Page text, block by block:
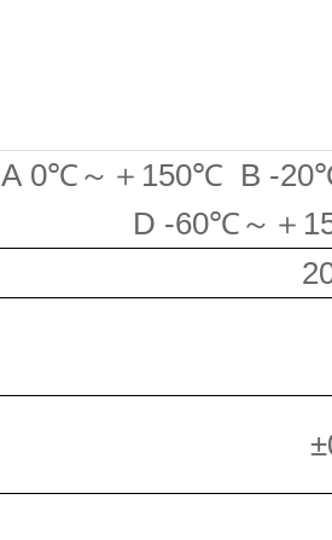
A 0℃～＋150℃ B -
D -60℃～＋